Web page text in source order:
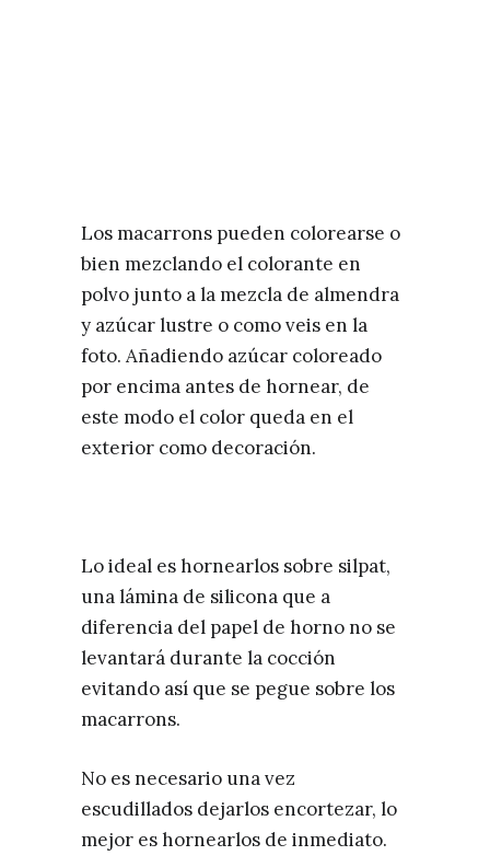
Los macarrons pueden colorearse o
bien mezclando el colorante en
polvo junto a la mezcla de almendra
y azúcar lustre o como veis en la
foto. Añadiendo azúcar coloreado
por encima antes de hornear, de
este modo el color queda en el
exterior como decoración.
Lo ideal es hornearlos sobre silpat,
una lámina de silicona que a
diferencia del papel de horno no se
levantará durante la cocción
evitando así que se pegue sobre los
macarrons.
No es necesario una vez
escudillados dejarlos encortezar, lo
mejor es hornearlos de inmediato.